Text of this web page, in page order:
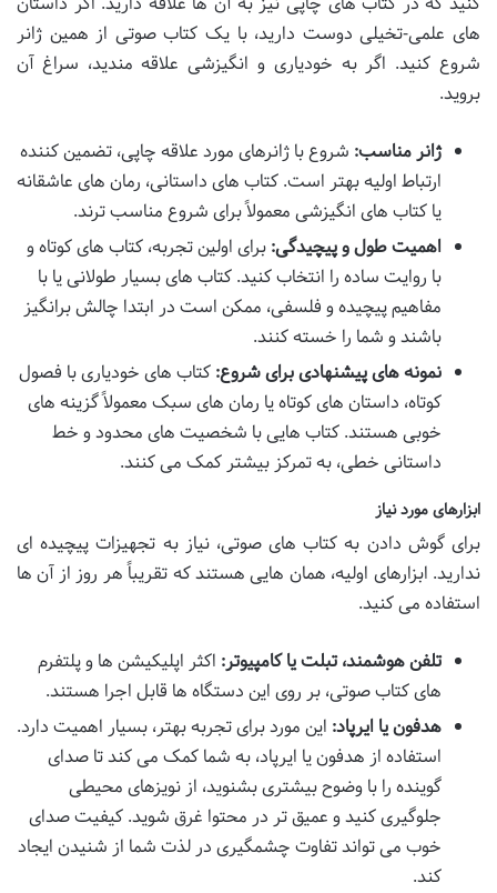
های علمی-تخیلی دوست دارید، با یک کتاب صوتی از همین ژانر
شروع کنید. اگر به خودیاری و انگیزشی علاقه مندید، سراغ آن
بروید.
ژانر مناسب: شروع با ژانرهای مورد علاقه چاپی، تضمین کننده
ارتباط اولیه بهتر است. کتاب های داستانی، رمان های عاشقانه
یا کتاب های انگیزشی معمولاً برای شروع مناسب ترند.
اهمیت طول و پیچیدگی: برای اولین تجربه، کتاب های کوتاه و
با روایت ساده را انتخاب کنید. کتاب های بسیار طولانی یا با
مفاهیم پیچیده و فلسفی، ممکن است در ابتدا چالش برانگیز
باشند و شما را خسته کنند.
نمونه های پیشنهادی برای شروع: کتاب های خودیاری با فصول
کوتاه، داستان های کوتاه یا رمان های سبک معمولاً گزینه های
خوبی هستند. کتاب هایی با شخصیت های محدود و خط
داستانی خطی، به تمرکز بیشتر کمک می کنند.
ابزارهای مورد نیاز
برای گوش دادن به کتاب های صوتی، نیاز به تجهیزات پیچیده ای
ندارید. ابزارهای اولیه، همان هایی هستند که تقریباً هر روز از آن ها
استفاده می کنید.
تلفن هوشمند، تبلت یا کامپیوتر: اکثر اپلیکیشن ها و پلتفرم
های کتاب صوتی، بر روی این دستگاه ها قابل اجرا هستند.
هدفون یا ایرپاد: این مورد برای تجربه بهتر، بسیار اهمیت دارد.
استفاده از هدفون یا ایرپاد، به شما کمک می کند تا صدای
گوینده را با وضوح بیشتری بشنوید، از نویزهای محیطی
جلوگیری کنید و عمیق تر در محتوا غرق شوید. کیفیت صدای
خوب می تواند تفاوت چشمگیری در لذت شما از شنیدن ایجاد
کند.